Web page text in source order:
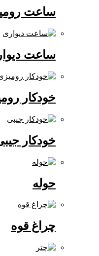
ساعت رومیزی
ساعت دیواری
خودکار رومیزی
خودکار جیبی
چراغ قوه